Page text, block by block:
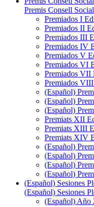
Premis Consell Social
Premiados I
Premiados II
Premiados III
Premiados IV
Premiados V
Premiados VI
Premiados VII
Premiados
(Español)
(Español)
(Español)
Premiats XII
Premiats XIII
Premiats XIV
(Español)
(Español)
(Español)
(Español)
(Español) Sesiones
(Español) Sesiones
(Español) Año